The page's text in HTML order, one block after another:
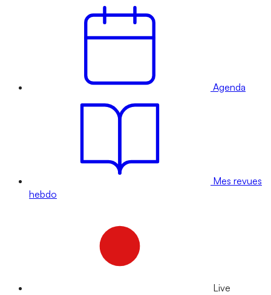
Agenda
Mes revues
hebdo
Live